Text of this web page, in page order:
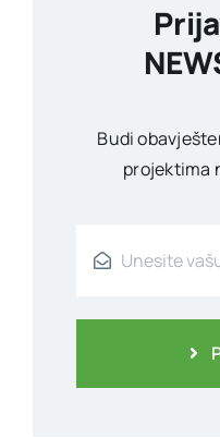
Budi
projektima